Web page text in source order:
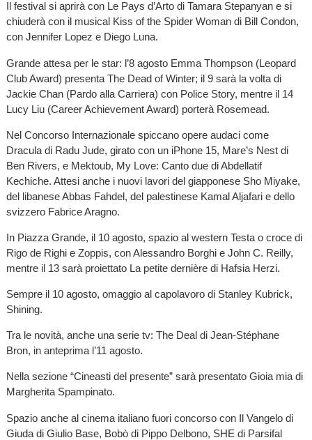
Il festival si aprirà con Le Pays d’Arto di Tamara Stepanyan e si
chiuderà con il musical Kiss of the Spider Woman di Bill Condon,
con Jennifer Lopez e Diego Luna.
Grande attesa per le star: l’8 agosto Emma Thompson (Leopard
Club Award) presenta The Dead of Winter; il 9 sarà la volta di
Jackie Chan (Pardo alla Carriera) con Police Story, mentre il 14
Lucy Liu (Career Achievement Award) porterà Rosemead.
Nel Concorso Internazionale spiccano opere audaci come
Dracula di Radu Jude, girato con un iPhone 15, Mare’s Nest di
Ben Rivers, e Mektoub, My Love: Canto due di Abdellatif
Kechiche. Attesi anche i nuovi lavori del giapponese Sho Miyake,
del libanese Abbas Fahdel, del palestinese Kamal Aljafari e dello
svizzero Fabrice Aragno.
In Piazza Grande, il 10 agosto, spazio al western Testa o croce di
Rigo de Righi e Zoppis, con Alessandro Borghi e John C. Reilly,
mentre il 13 sarà proiettato La petite dernière di Hafsia Herzi.
Sempre il 10 agosto, omaggio al capolavoro di Stanley Kubrick,
Shining.
Tra le novità, anche una serie tv: The Deal di Jean-Stéphane
Bron, in anteprima l’11 agosto.
Nella sezione “Cineasti del presente” sarà presentato Gioia mia di
Margherita Spampinato.
Spazio anche al cinema italiano fuori concorso con Il Vangelo di
Giuda di Giulio Base, Bobò di Pippo Delbono, SHE di Parsifal